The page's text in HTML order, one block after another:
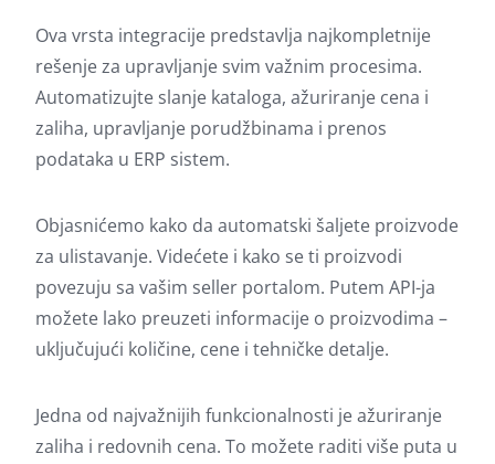
Ova vrsta integracije predstavlja najkompletnije
rešenje za upravljanje svim važnim procesima.
Automatizujte slanje kataloga, ažuriranje cena i
zaliha, upravljanje porudžbinama i prenos
podataka u ERP sistem.
Objasnićemo kako da automatski šaljete proizvode
za ulistavanje. Videćete i kako se ti proizvodi
povezuju sa vašim seller portalom. Putem API-ja
možete lako preuzeti informacije o proizvodima –
uključujući količine, cene i tehničke detalje.
Jedna od najvažnijih funkcionalnosti je ažuriranje
zaliha i redovnih cena. To možete raditi više puta u